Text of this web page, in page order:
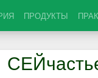
ПРОДУКТЫ